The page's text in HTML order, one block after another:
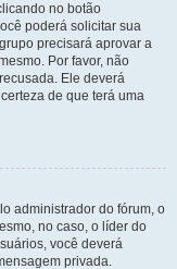
no botão
poderá solicitar sua
precisará aprovar a
Por favor, não
Ele deverá
de que terá uma
administrador do fórum, o
no caso, o líder do
você deverá
privada.